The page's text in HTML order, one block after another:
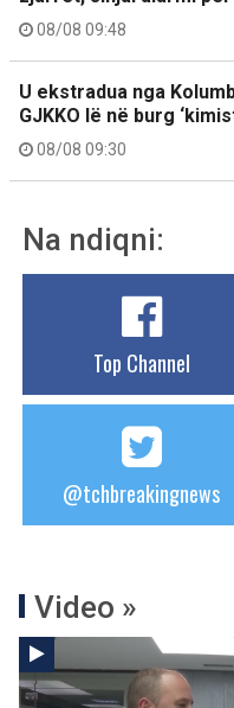
08/08 09:48
U ekstradua nga
GJKKO lë në burg
08/08 09:30
Na ndiqni:
Top Channel
@tchbreakingnews
Video »